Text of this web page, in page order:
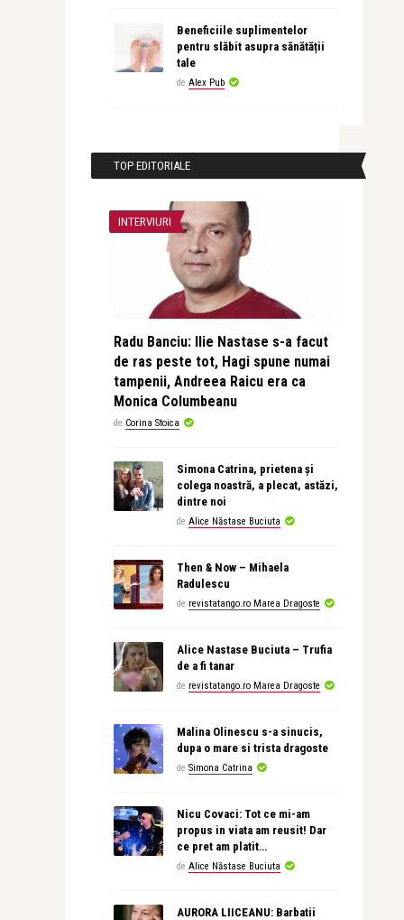
Beneficiile suplimentelor
pentru slăbit asupra sănătății
tale
de Alex Pub
TOP EDITORIALE
INTERVIURI
Radu Banciu: Ilie Nastase s-a facut
de ras peste tot, Hagi spune numai
tampenii, Andreea Raicu era ca
Monica Columbeanu
de Corina Stoica
Simona Catrina, prietena și
colega noastră, a plecat, astăzi,
dintre noi
de Alice Năstase Buciuta
Then & Now – Mihaela
Radulescu
de revistatango.ro Marea Dragoste
Alice Nastase Buciuta – Trufia
de a fi tanar
de revistatango.ro Marea Dragoste
Malina Olinescu s-a sinucis,
dupa o mare si trista dragoste
de Simona Catrina
Nicu Covaci: Tot ce mi-am
propus in viata am reusit! Dar
ce pret am platit…
de Alice Năstase Buciuta
AURORA LIICEANU: Barbatii